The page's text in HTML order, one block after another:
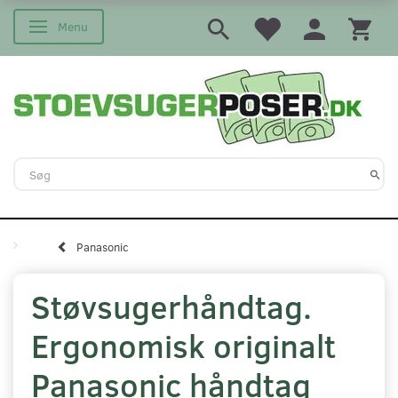
Skifte navigation
Menu
Panasonic
Støvsugerhåndtag.
Ergonomisk originalt
Panasonic håndtag